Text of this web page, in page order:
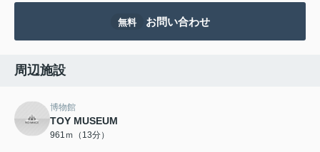
無料 お問い合わせ
周辺施設
博物館
TOY MUSEUM
961ｍ（13分）